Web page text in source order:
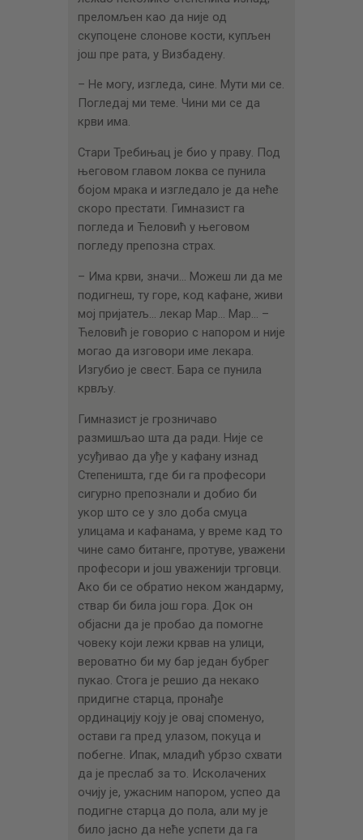
преломљен као да није од
скупоцене слонове кости, купљен
још пре рата, у Визбадену.
– Не могу, изгледа, сине. Мути ми се.
Погледај ми теме. Чини ми се да
крви има.
Стари Требињац је био у праву. Под
његовом главом локва се пунила
бојом мрака и изгледало је да неће
скоро престати. Гимназист га
погледа и Ћеловић у његовом
погледу препозна страх.
– Има крви, значи… Можеш ли да ме
подигнеш, ту горе, код кафане, живи
мој пријатељ… лекар Мар… Мар… –
Ћеловић је говорио с напором и није
могао да изговори име лекара.
Изгубио је свест. Бара се пунила
крвљу.
Гимназист је грозничаво
размишљао шта да ради. Није се
усуђивао да уђе у кафану изнад
Степеништа, где би га професори
сигурно препознали и добио би
укор што се у зло доба смуца
улицама и кафанама, у време кад то
чине само битанге, протуве, уважени
професори и још уваженији трговци.
Ако би се обратио неком жандарму,
ствар би била још гора. Док он
објасни да је пробао да помогне
човеку који лежи крвав на улици,
вероватно би му бар један бубрег
пукао. Стога је решио да некако
придигне старца, пронађе
ординацију коју је овај споменуо,
остави га пред улазом, покуца и
побегне. Ипак, младић убрзо схвати
да је преслаб за то. Исколачених
очију је, ужасним напором, успео да
подигне старца до пола, али му је
било јасно да неће успети да га